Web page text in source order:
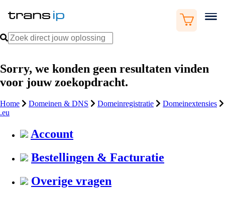
Sorry, we konden geen resultaten vinden
voor jouw zoekopdracht.
Home Domeinen & DNS Domeinregistratie
Domeinextensies
.eu
Account
Bestellingen & Facturatie
Overige vragen